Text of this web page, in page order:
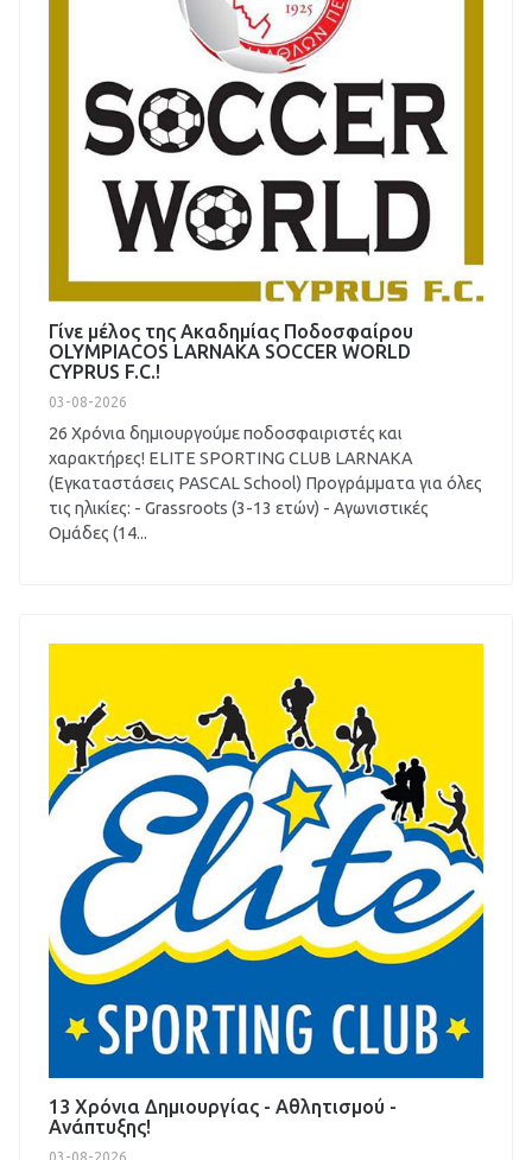
Γίνε μέλος της Ακαδημίας Ποδοσφαίρου
OLYMPIACOS LARNAKA SOCCER WORLD
CYPRUS F.C.!
03-08-2026
26 Χρόνια δημιουργούμε ποδοσφαιριστές και
χαρακτήρες! ELITE SPORTING CLUB LARNAKA
(Εγκαταστάσεις PASCAL School) Προγράμματα για όλες
τις ηλικίες: - Grassroots (3-13 ετών) - Αγωνιστικές
Ομάδες (14...
13 Χρόνια Δημιουργίας - Αθλητισμού -
Ανάπτυξης!